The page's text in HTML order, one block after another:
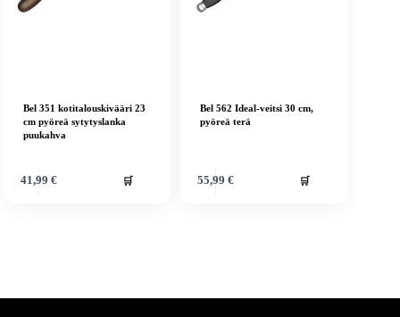
Bel 351 kotitalouskivääri 23
cm pyöreä sytytyslanka
puukahva
41,99 € 🛒
Bel 562 Ideal-veitsi 30 cm,
pyöreä terä
55,99 € 🛒